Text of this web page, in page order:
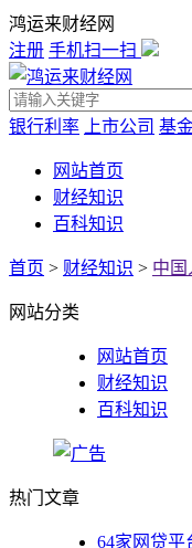
鸿运来财经网
注册 手机扫一扫
银行利率 上市公司 基
网站首页
财经知识
百科知识
首页 > 财经知识 > 中国
网站分类
网站首页
财经知识
百科知识
热门文章
64家网贷平